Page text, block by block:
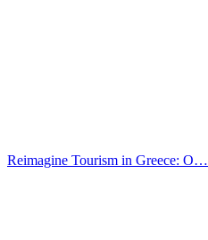
Reimagine Tourism in Greece: O…